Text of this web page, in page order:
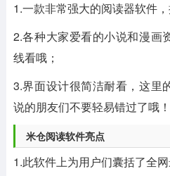
1.一款非常强大的阅读器软件
2.各种大家爱看的小说和漫画
线看哦；
3.界面设计很简洁耐看，这里
说的朋友们不要轻易错过了哦！
米仓阅读软件亮点
1.此软件上为用户们囊括了全